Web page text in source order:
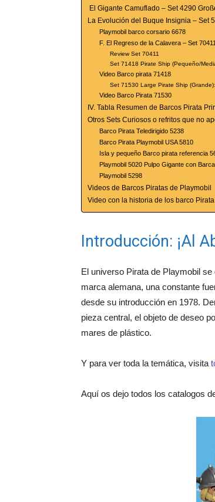
El Gigante Camuflado – Set 4290
La Evolución del Buque Insignia – Set
Playmobil barco corsario 6678
F. El Regreso de la Calavera – Set
Review Set 70411
Set 71418 Pirate Ship (Pequeño/
Video Barco pirata 71418
Set 71530 Large Pirate Ship (Grande):
Video Barco Pirata 71530
IV. Tabla Resumen de Barcos Pirata
Otros Sets Curiosos o refritos que no
Barco Pirata Teledirigido 5238
Barco Pirata Playmobil USA 5810
Isla y pequeño Barco pirata referencia
Playmobil 5020 Pulpo Gigante con
Playmobil 5298
Videos de Barcos Piratas de Playmobil
Video con la historia de los barco Pirata
Introducción: ¡Al
El universo Pirata de Playmobil
marca alemana, una constante
desde su introducción en 1978.
pieza central, el objeto de deseo
mares de plástico.
Y para ver toda la temática, visita
Aquí os dejo todos los catalogos